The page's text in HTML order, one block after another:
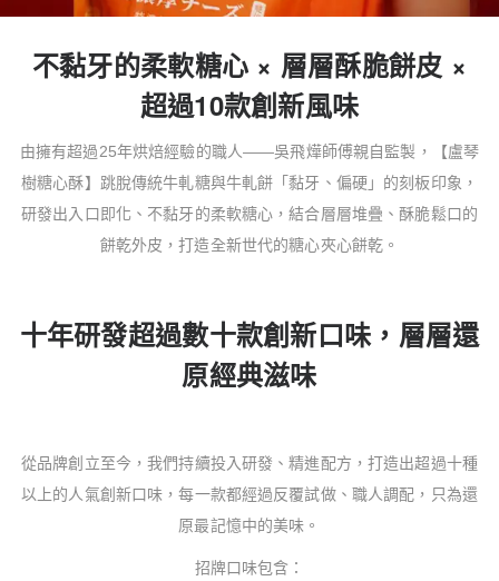
不黏牙的柔軟糖心 × 層層酥脆餅皮 ×
超過10款創新風味
由擁有超過25年烘焙經驗的職人——吳飛燁師傅親自監製，【盧琴
樹糖心酥】跳脫傳統牛軋糖與牛軋餅「黏牙、偏硬」的刻板印象，
研發出入口即化、不黏牙的柔軟糖心，結合層層堆疊、酥脆鬆口的
餅乾外皮，打造全新世代的糖心夾心餅乾。
十年研發超過數十款創新口味，層層還
原經典滋味
從品牌創立至今，我們持續投入研發、精進配方，打造出超過十種
以上的人氣創新口味，每一款都經過反覆試做、職人調配，只為還
原最記憶中的美味。
招牌口味包含：